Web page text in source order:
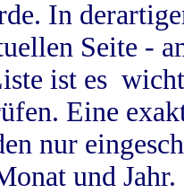
In
Seite -
ist es
Eine
nur
und Jahr.